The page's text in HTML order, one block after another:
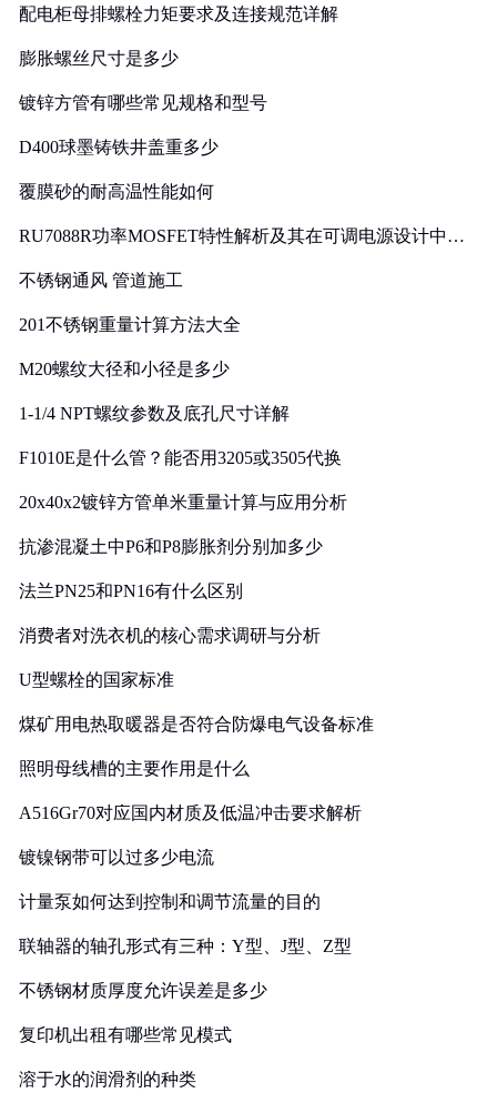
配电柜母排螺栓力矩要求及连接规范详解
膨胀螺丝尺寸是多少
镀锌方管有哪些常见规格和型号
D400球墨铸铁井盖重多少
覆膜砂的耐高温性能如何
RU7088R功率MOSFET特性解析及其在可调电源设计中的
不锈钢通风 管道施工
201不锈钢重量计算方法大全
M20螺纹大径和小径是多少
1-1/4 NPT螺纹参数及底孔尺寸详解
F1010E是什么管？能否用3205或3505代换
20x40x2镀锌方管单米重量计算与应用分析
抗渗混凝土中P6和P8膨胀剂分别加多少
法兰PN25和PN16有什么区别
消费者对洗衣机的核心需求调研与分析
U型螺栓的国家标准
煤矿用电热取暖器是否符合防爆电气设备标准
照明母线槽的主要作用是什么
A516Gr70对应国内材质及低温冲击要求解析
镀镍钢带可以过多少电流
计量泵如何达到控制和调节流量的目的
联轴器的轴孔形式有三种：Y型、J型、Z型
不锈钢材质厚度允许误差是多少
复印机出租有哪些常见模式
溶于水的润滑剂的种类